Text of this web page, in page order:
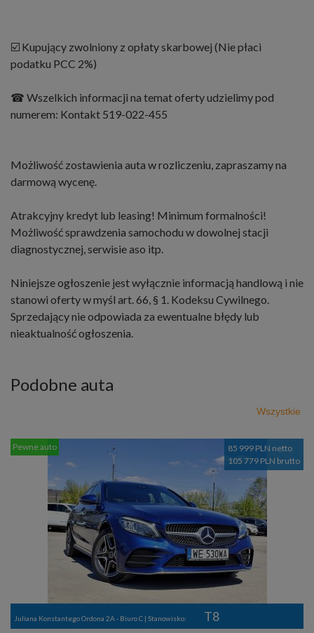
☑️ Kupujący zwolniony z opłaty skarbowej (Nie płaci
podatku PCC 2%)
☎ Wszelkich informacji na temat oferty udzielimy pod
numerem: Kontakt 519-022-455
Możliwość zostawienia auta w rozliczeniu, zapraszamy na
darmową wycenę.
Atrakcyjny kredyt lub leasing! Minimum formalności!
Możliwość sprawdzenia samochodu w dowolnej stacji
diagnostycznej, serwisie aso itp.
Niniejsze ogłoszenie jest wyłącznie informacją handlową i nie
stanowi oferty w myśl art. 66, § 1. Kodeksu Cywilnego.
Sprzedający nie odpowiada za ewentualne błędy lub
nieaktualność ogłoszenia.
Podobne auta
Wszystkie
85 999 PLN netto
105 779 PLN brutto
Pewne auto
Juliana Konstantego Ordona 2A - Biuro C | Stanowisko: T8